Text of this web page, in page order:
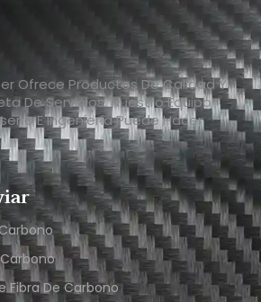
Ofrece Productos De Calidad Y
De Servicios. Nuestro Equipo
E Ingeniería Puede Hacer
Fibra De Carbono